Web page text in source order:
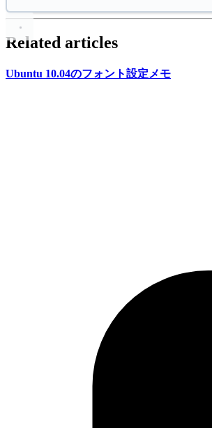
Related articles
Ubuntu 10.04のフォント設定メモ